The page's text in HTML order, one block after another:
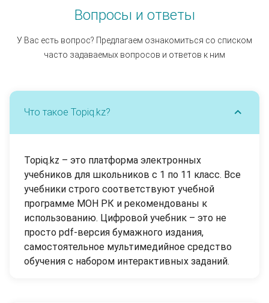
Вопросы и ответы
У Вас есть вопрос? Предлагаем ознакомиться со списком
часто задаваемых вопросов и ответов к ним
Что такое Тоpiq.kz?
Тоpiq.kz – это платформа электронных
учебников для школьников с 1 по 11 класс. Все
учебники строго соответствуют учебной
программе МОН РК и рекомендованы к
использованию. Цифровой учебник – это не
просто pdf-версия бумажного издания,
самостоятельное мультимедийное средство
обучения с набором интерактивных заданий.